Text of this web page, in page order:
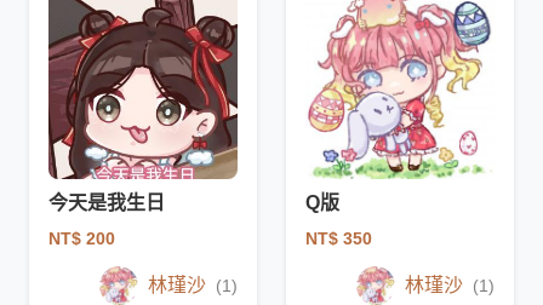
今天是我生日
NT$ 200
林瑾沙 (1)
Q版
NT$ 350
林瑾沙 (1)